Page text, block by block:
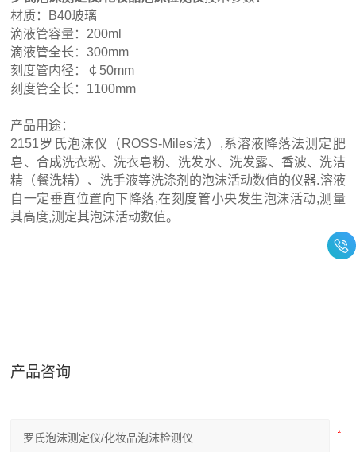
材质：B40玻璃
滴液管容量：200ml
滴液管全长：300mm
刻度管内径：￠50mm
刻度管全长：1100mm
产品用途：
2151罗氏泡沫仪（ROSS-Miles法）,系溶液降落法测定肥
皂、合成洗衣粉、洗衣皂粉、洗发水、洗发露、香波、洗洁
精（餐洗精）、洗手液等洗涤剂的泡沫活动数值的仪器.溶液
自一定垂直位置向下降落,在刻度管小央发生泡沫活动,测量
其高度,测定其泡沫活动数值。
产品咨询